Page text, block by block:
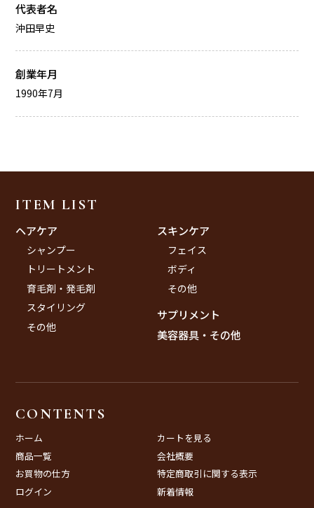
代表者名
沖田早史
創業年月
1990年7月
ITEM LIST
ヘアケア
シャンプー
トリートメント
育毛剤・発毛剤
スタイリング
その他
スキンケア
フェイス
ボディ
その他
サプリメント
美容器具・その他
CONTENTS
ホーム
商品一覧
お買物の仕方
ログイン
カートを見る
会社概要
特定商取引に関する表示
新着情報